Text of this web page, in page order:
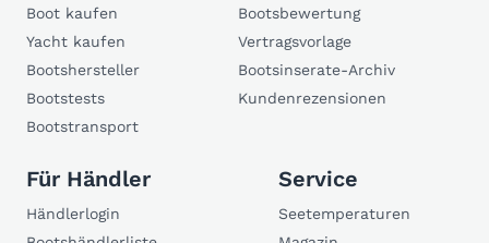
Boot kaufen
Yacht kaufen
Bootshersteller
Bootstests
Bootstransport
Bootsbewertung
Vertragsvorlage
Bootsinserate-Archiv
Kundenrezensionen
Für Händler
Händlerlogin
Service
Seetemperaturen